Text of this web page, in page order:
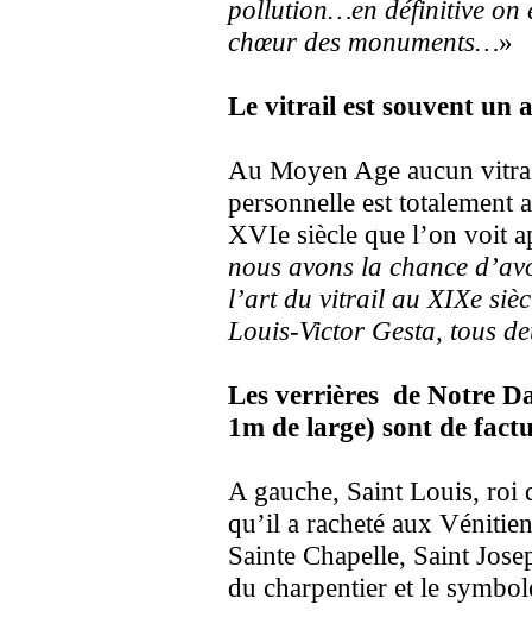
pollution…en définitive on
chœur des monuments…»
Le vitrail est souvent un
Au Moyen Age aucun
personnelle est totalement
XVIe siècle que l’on voit
nous avons la chance
l’art du vitrail au XIXe
Louis-Victor Gesta, tous
Les verrières de Notre
1m de large) sont de
A gauche, Saint Louis, roi
qu’il a racheté aux
Sainte Chapelle, Saint
du charpentier et le